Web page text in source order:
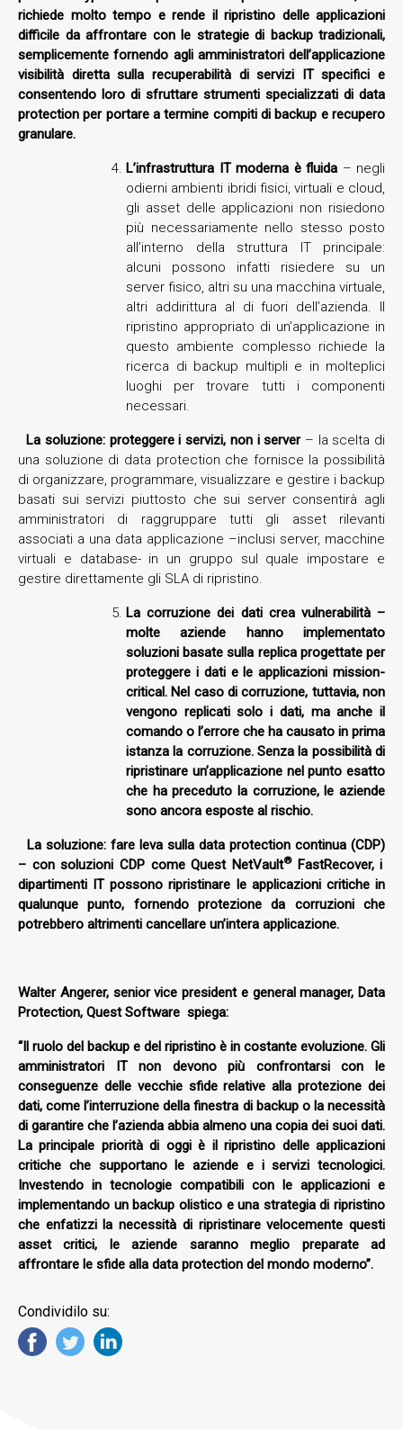
richiede molto tempo e rende il ripristino delle applicazioni
difficile da affrontare con le strategie di backup tradizionali,
semplicemente fornendo agli amministratori dell’applicazione
visibilità diretta sulla recuperabilità di servizi IT specifici e
consentendo loro di sfruttare strumenti specializzati di data
protection per portare a termine compiti di backup e recupero
granulare.
L’infrastruttura IT moderna è fluida – negli
odierni ambienti ibridi fisici, virtuali e cloud,
gli asset delle applicazioni non risiedono
più necessariamente nello stesso posto
all’interno della struttura IT principale:
alcuni possono infatti risiedere su un
server fisico, altri su una macchina virtuale,
altri addirittura al di fuori dell’azienda. Il
ripristino appropriato di un’applicazione in
questo ambiente complesso richiede la
ricerca di backup multipli e in molteplici
luoghi per trovare tutti i componenti
necessari.
La soluzione: proteggere i servizi, non i server– la scelta di
una soluzione di data protection che fornisce la possibilità
di organizzare, programmare, visualizzare e gestire i backup
basati sui servizi piuttosto che sui server consentirà agli
amministratori di raggruppare tutti gli asset rilevanti
associati a una data applicazione –inclusi server, macchine
virtuali e database- in un gruppo sul quale impostare e
gestire direttamente gli SLA di ripristino.
La corruzione dei dati crea vulnerabilità–
molte aziende hanno implementato
soluzioni basate sulla replica progettate per
proteggere i dati e le applicazioni mission-
critical. Nel caso di corruzione, tuttavia, non
vengono replicati solo i dati, ma anche il
comando o l’errore che ha causato in prima
istanza la corruzione. Senza la possibilità di
ripristinare un’applicazione nel punto esatto
che ha preceduto la corruzione, le aziende
sono ancora esposte al rischio.
La soluzione: fare leva sulla data protection continua (CDP)
– con soluzioni CDP come Quest NetVault®FastRecover, i
dipartimenti IT possono ripristinare le applicazioni critiche in
qualunque punto, fornendo protezione da corruzioni che
potrebbero altrimenti cancellare un’intera applicazione.
Walter Angerer, senior vice president e general manager, Data
Protection, Quest Software spiega:
“Il ruolo del backup e del ripristino è in costante evoluzione. Gli
amministratori IT non devono più confrontarsi con le
conseguenze delle vecchie sfide relative alla protezione dei
dati, come l’interruzione della finestra di backup o la necessità
di garantire che l’azienda abbia almeno una copia dei suoi dati.
La principale priorità di oggi è il ripristino delle applicazioni
critiche che supportano le aziende e i servizi tecnologici.
Investendo in tecnologie compatibili con le applicazioni e
implementando un backup olistico e una strategia di ripristino
che enfatizzi la necessità di ripristinare velocemente questi
asset critici, le aziende saranno meglio preparate ad
affrontare le sfide alla data protection del mondo moderno”.
Condividilo su: